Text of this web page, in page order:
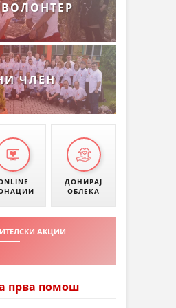
ЧЛЕН
ДОНИРАЈ
ОБЛЕКА
АКЦИИ
прва помош